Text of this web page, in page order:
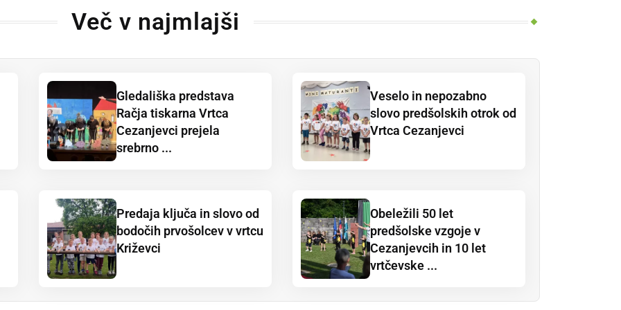
Več v najmlajši
Gledališka predstava
Račja tiskarna Vrtca
Cezanjevci prejela
srebrno ...
Veselo in nepozabno
slovo predšolskih otrok od
Vrtca Cezanjevci
Predaja ključa in slovo od
bodočih prvošolcev v vrtcu
Križevci
Obeležili 50 let
predšolske vzgoje v
Cezanjevcih in 10 let
vrtčevske ...